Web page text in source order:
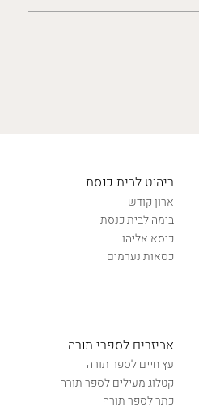
(חובה)
ריהוט לבית כנסת
ארון קודש
בימה לבית כנסת
כיסא אליהו
כסאות נערמים
אביזרים לספרי תורה
עץ חיים לספר תורה
קטלוג מעילים לספר תורה
כתר לספר תורה